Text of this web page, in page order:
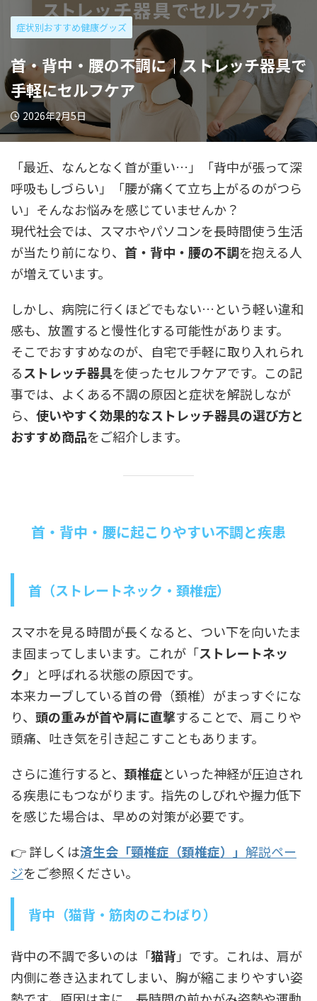
症状別おすすめ健康グッズ
首・背中・腰の不調に｜ストレッチ器具で
手軽にセルフケア
2026年2月5日
「最近、なんとなく首が重い…」「背中が張って深
呼吸もしづらい」「腰が痛くて立ち上がるのがつら
い」そんなお悩みを感じていませんか？
現代社会では、スマホやパソコンを長時間使う生活
が当たり前になり、 首・背中・腰の不調を抱える人
が増えています。
しかし、病院に行くほどでもない…という軽い違和
感も、放置すると慢性化する可能性があります。
そこでおすすめなのが、自宅で手軽に取り入れられ
るストレッチ器具を使ったセルフケアです。この記
事では、よくある不調の原因と症状を解説しなが
ら、 使いやすく効果的なストレッチ器具の選び方と
おすすめ商品をご紹介します。
首・背中・腰に起こりやすい不調と疾患
首（ストレートネック・頚椎症）
スマホを見る時間が長くなると、つい下を向いたま
ま固まってしまいます。これが「ストレートネッ
ク 」と呼ばれる状態の原因です。
本来カーブしている首の骨（頚椎）がまっすぐにな
り、 頭の重みが首や肩に直撃することで、肩こりや
頭痛、吐き気を引き起こすこともあります。
さらに進行すると、 頚椎症といった神経が圧迫され
る疾患にもつながります。指先のしびれや握力低下
を感じた場合は、早めの対策が必要です。
👉 詳しくは済生会「頸椎症（頚椎症）」 解説ペー
ジをご参照ください。
背中（猫背・筋肉のこわばり）
背中の不調で多いのは「猫背 」です。これは、肩が
内側に巻き込まれてしまい、胸が縮こまりやすい姿